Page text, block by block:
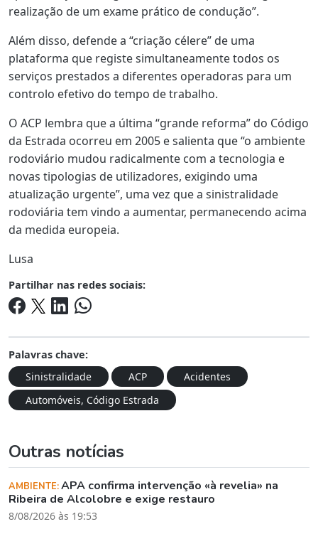
realização de um exame prático de condução”.
Além disso, defende a “criação célere” de uma
plataforma que registe simultaneamente todos os
serviços prestados a diferentes operadoras para um
controlo efetivo do tempo de trabalho.
O ACP lembra que a última “grande reforma” do Código
da Estrada ocorreu em 2005 e salienta que “o ambiente
rodoviário mudou radicalmente com a tecnologia e
novas tipologias de utilizadores, exigindo uma
atualização urgente”, uma vez que a sinistralidade
rodoviária tem vindo a aumentar, permanecendo acima
da medida europeia.
Lusa
Partilhar nas redes sociais:
Palavras chave:
Sinistralidade
ACP
Acidentes
Automóveis, Código Estrada
Outras notícias
AMBIENTE:APA confirma intervenção «à revelia» na
Ribeira de Alcolobre e exige restauro
8/08/2026 às 19:53